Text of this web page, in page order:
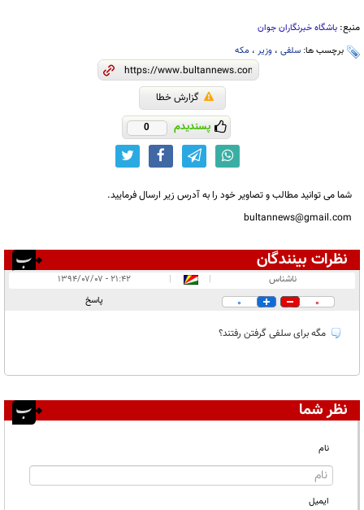
منبع: باشگاه خبرنگاران جوان
برچسب ها: سلفی ، وزیر ، مکه
گزارش خطا
پسندیدم 0
شما می توانید مطالب و تصاویر خود را به آدرس زیر ارسال فرمایید.
bultannews@gmail.com
نظرات بینندگان
در انتظار بررسی:
ناشناس |
|
۲۱:۴۲ - ۱۳۹۴/۰۷/۰۷
0
0 پاسخ
مگه برای سلفی گرفتن رفتند؟
نظر شما
نام
ایمیل